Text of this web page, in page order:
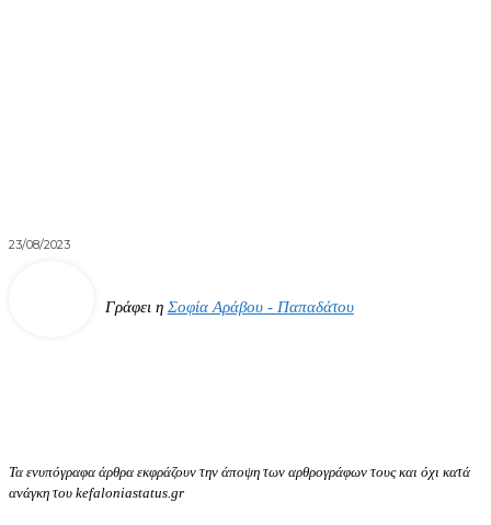
23/08/2023
Γράφει η Σοφία Αράβου - Παπαδάτου
Τα ενυπόγραφα άρθρα εκφράζουν την άποψη των αρθρογράφων τους και όχι κατά
ανάγκη του kefaloniastatus.gr